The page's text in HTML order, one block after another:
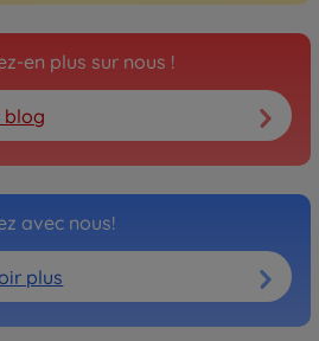
en plus sur nous !
blog
avec nous!
plus